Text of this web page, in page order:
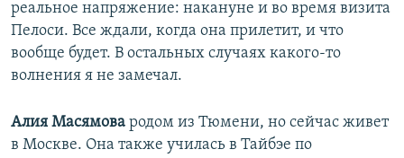
реальное напряжение: накануне и во время визита
Пелоси. Все ждали, когда она прилетит, и что
вообще будет. В остальных случаях какого-то
волнения я не замечал.
Алия Масямова родом из Тюмени, но сейчас живет
в Москве. Она также училась в Тайбэе по